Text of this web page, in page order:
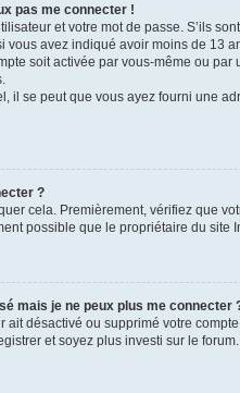
pas me connecter !
et votre mot de passe. S’ils
vous avez indiqué avoir moins de 13
soit activée par vous-même ou
il se peut que vous ayez fourni une
?
cela. Premièrement, vérifiez que
possible que le propriétaire du
mais je ne peux plus me connecter
ait désactivé ou supprimé votre
et soyez plus investi sur le forum.